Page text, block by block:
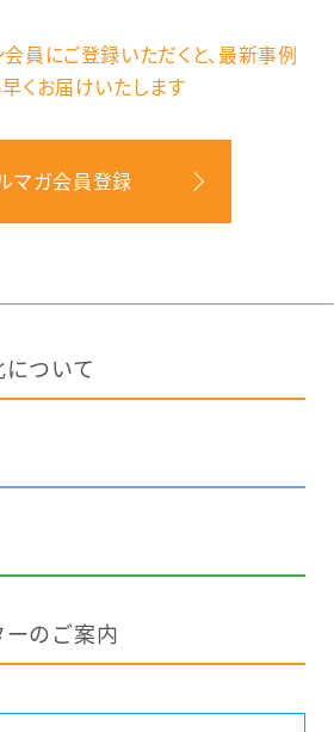
員にご登録いただくと、 最新事例
くお届けいたします
マガ会員登録
ついて
のご案内